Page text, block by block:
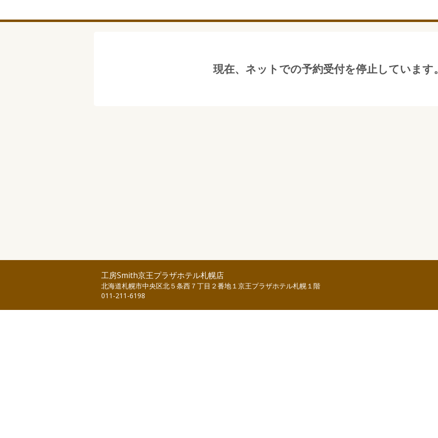
現在、ネットでの予約受付を停止しています
工房Smith京王プラザホテル札幌店
北海道札幌市中央区北５条西７丁目２番地１京王プラザホテル札幌１階
011-211-6198